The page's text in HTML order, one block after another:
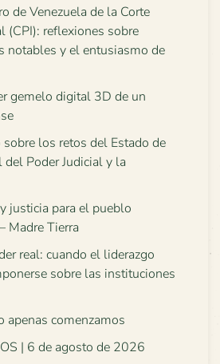
de Venezuela de la Corte
(CPI): reflexiones sobre
notables y el entusiasmo de
gemelo digital 3D de un
sobre los retos del Estado de
del Poder Judicial y la
justicia para el pueblo
Madre Tierra
real: cuando el liderazgo
sobre las instituciones
apenas comenzamos
| 6 de agosto de 2026